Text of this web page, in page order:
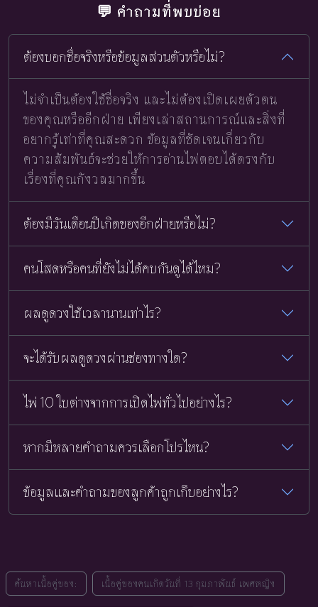
💬 คำถามที่พบบ่อย
ต้องบอกชื่อจริงหรือข้อมูลส่วนตัวหรือไม่?
ไม่จำเป็นต้องใช้ชื่อจริง และไม่ต้องเปิดเผยตัวตน
ของคุณหรืออีกฝ่าย เพียงเล่าสถานการณ์และสิ่งที่
อยากรู้เท่าที่คุณสะดวก ข้อมูลที่ชัดเจนเกี่ยวกับ
ความสัมพันธ์จะช่วยให้การอ่านไพ่ตอบได้ตรงกับ
เรื่องที่คุณกังวลมากขึ้น
ต้องมีวันเดือนปีเกิดของอีกฝ่ายหรือไม่?
คนโสดหรือคนที่ยังไม่ได้คบกันดูได้ไหม?
ผลดูดวงใช้เวลานานเท่าไร?
จะได้รับผลดูดวงผ่านช่องทางใด?
ไพ่ 10 ใบต่างจากการเปิดไพ่ทั่วไปอย่างไร?
หากมีหลายคำถามควรเลือกโปรไหน?
ข้อมูลและคำถามของลูกค้าถูกเก็บอย่างไร?
ค้นหาเนื้อคู่ของ: เนื้อคู่ของคนเกิดวันที่ 13 กุมภาพันธ์ เพศหญิง